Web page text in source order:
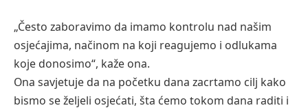
„Često zaboravimo da imamo kontrolu nad našim
osjećajima, načinom na koji reagujemo i odlukama
koje donosimo“, kaže ona.
Ona savjetuje da na početku dana zacrtamo cilj kako
bismo se željeli osjećati, šta ćemo tokom dana raditi i